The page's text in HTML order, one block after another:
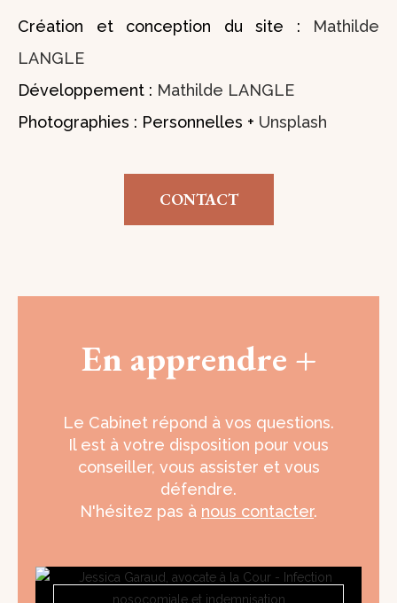
Création et conception du site : Mathilde
LANGLE
Développement : Mathilde LANGLE
Photographies : Personnelles + Unsplash
CONTACT
En apprendre +
Le Cabinet répond à vos questions.
Il est à votre disposition pour vous
conseiller, vous assister et vous
défendre.
N'hésitez pas à nous contacter.